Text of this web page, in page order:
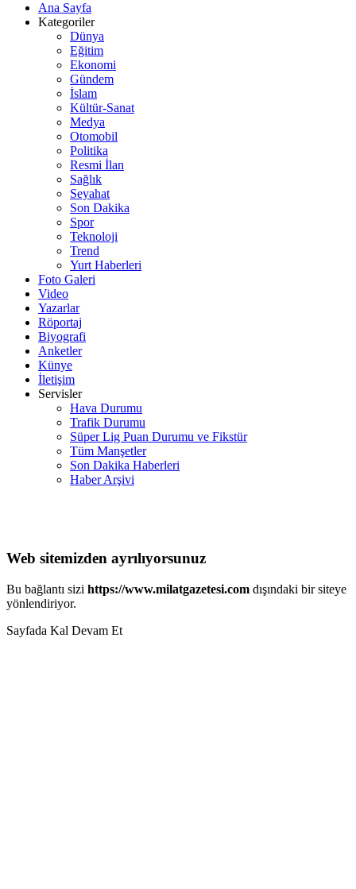
Ana Sayfa
Kategoriler
Dünya
Eğitim
Ekonomi
Gündem
İslam
Kültür-Sanat
Medya
Otomobil
Politika
Resmi İlan
Sağlık
Seyahat
Son Dakika
Spor
Teknoloji
Trend
Yurt Haberleri
Foto Galeri
Video
Yazarlar
Röportaj
Biyografi
Anketler
Künye
İletişim
Servisler
Hava Durumu
Trafik Durumu
Süper Lig Puan Durumu ve Fikstür
Tüm Manşetler
Son Dakika Haberleri
Haber Arşivi
Web sitemizden ayrılıyorsunuz
Bu bağlantı sizi https://www.milatgazetesi.com dışındaki bir siteye
yönlendiriyor.
Sayfada Kal Devam Et